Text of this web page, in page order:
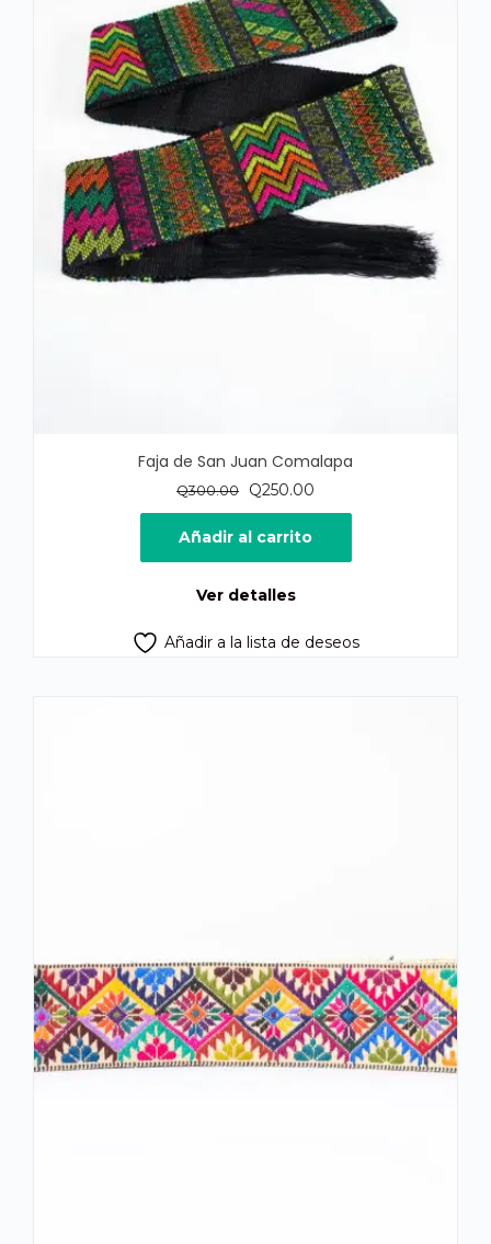
Faja de San Juan Comalapa
Q300.00
El
precio
original
Q250.00
precio
Añadir al carrito
Ver detalles
Añadir a la lista de deseos